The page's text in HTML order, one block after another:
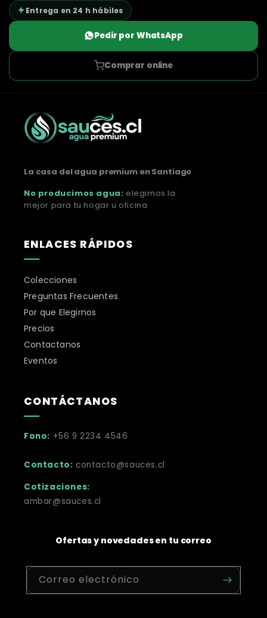
Entrega en 24 h hábiles
Pedir por WhatsApp
Comprar online
La casa del agua premium en Santiago
No producimos agua: elegimos la
mejor para tu hogar u oficina.
ENLACES RÁPIDOS
Colecciones
Preguntas Frecuentes
Por que Elegirnos
Precios
Contactanos
Eventos
CONTÁCTANOS
Fono: +56 9 2234 4546
Contacto: contacto@sauces.cl
Cotizaciones:
ambar@sauces.cl
Ofertas y novedades en tu correo
Correo electrónico